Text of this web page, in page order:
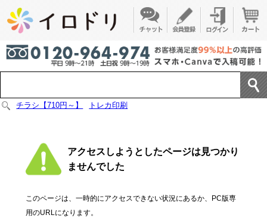
チラシ【710円～】 トレカ印刷
アクセスしようとしたページは見つかり
ませんでした
このページは、一時的にアクセスできない状況にあるか、PC版専
用のURLになります。